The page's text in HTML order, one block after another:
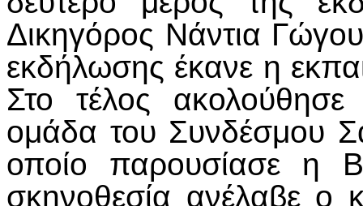
Δικηγόρος Νάντια
εκδήλωσης έκανε η
Στο τέλος
ομάδα του Συνδέσμου
οποίο παρουσίασε η
σκηνοθεσία ανέλαβε ο